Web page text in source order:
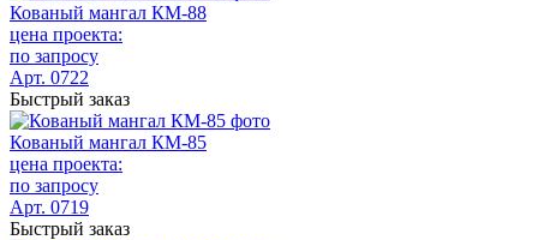
Кованый мангал КМ-88
цена проекта:
по запросу
Арт. 0722
Быстрый заказ
Кованый мангал КМ-85
цена проекта:
по запросу
Арт. 0719
Быстрый заказ